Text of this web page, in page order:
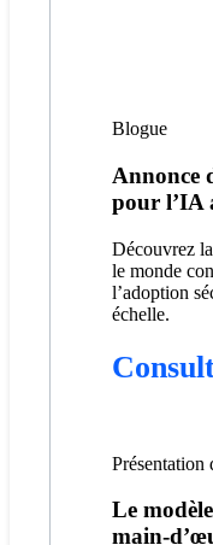
Blogue
Annonce
pour l’IA
Découvrez
le monde
l’adoption
échelle.
Présentation
Le
main-